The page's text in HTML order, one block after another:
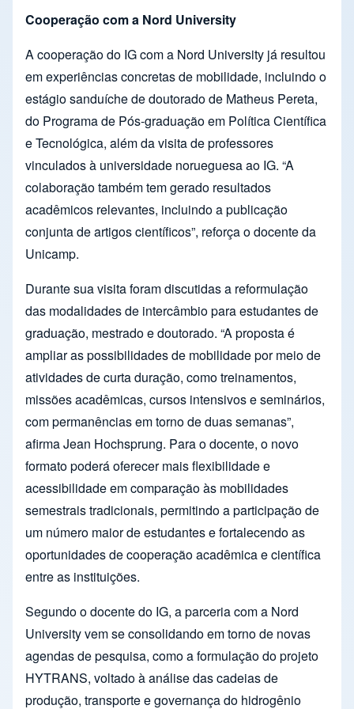
Cooperação com a Nord University
A cooperação do IG com a Nord University já resultou
em experiências concretas de mobilidade, incluindo o
estágio sanduíche de doutorado de Matheus Pereta,
do Programa de Pós-graduação em Política Científica
e Tecnológica, além da visita de professores
vinculados à universidade norueguesa ao IG. “A
colaboração também tem gerado resultados
acadêmicos relevantes, incluindo a publicação
conjunta de artigos científicos”, reforça o docente da
Unicamp.
Durante sua visita foram discutidas a reformulação
das modalidades de intercâmbio para estudantes de
graduação, mestrado e doutorado. “A proposta é
ampliar as possibilidades de mobilidade por meio de
atividades de curta duração, como treinamentos,
missões acadêmicas, cursos intensivos e seminários,
com permanências em torno de duas semanas”,
afirma Jean Hochsprung. Para o docente, o novo
formato poderá oferecer mais flexibilidade e
acessibilidade em comparação às mobilidades
semestrais tradicionais, permitindo a participação de
um número maior de estudantes e fortalecendo as
oportunidades de cooperação acadêmica e científica
entre as instituições.
Segundo o docente do IG, a parceria com a Nord
University vem se consolidando em torno de novas
agendas de pesquisa, como a formulação do projeto
HYTRANS, voltado à análise das cadeias de
produção, transporte e governança do hidrogênio